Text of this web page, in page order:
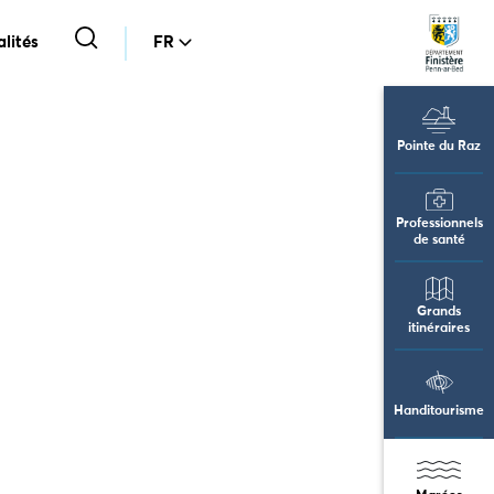
FR
Pointe du Raz
Professionnels
de santé
Grands
itinéraires
Handitourisme